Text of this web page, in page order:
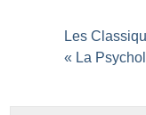
Les
« La